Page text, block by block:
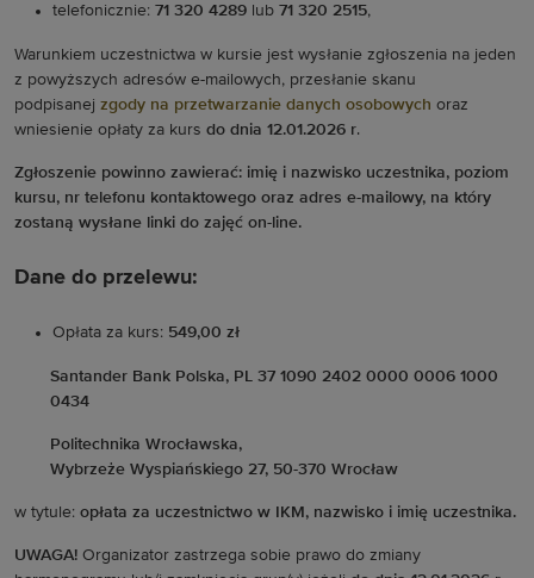
telefonicznie: 71 320 4289 lub 71 320 2515,
Warunkiem uczestnictwa w kursie jest wysłanie zgłoszenia na jeden
z powyższych adresów e-mailowych, przesłanie skanu
podpisanej zgody na przetwarzanie danych osobowych oraz
wniesienie opłaty za kurs do dnia 12.01.2026 r.
Zgłoszenie powinno zawierać: imię i nazwisko uczestnika, poziom
kursu, nr telefonu kontaktowego oraz adres e-mailowy, na który
zostaną wysłane linki do zajęć on-line.
Dane do przelewu:
Opłata za kurs: 549,00 zł
Santander Bank Polska, PL 37 1090 2402 0000 0006 1000
0434
Politechnika Wrocławska,
Wybrzeże Wyspiańskiego 27, 50-370 Wrocław
w tytule: opłata za uczestnictwo w IKM, nazwisko i imię uczestnika.
UWAGA! Organizator zastrzega sobie prawo do zmiany